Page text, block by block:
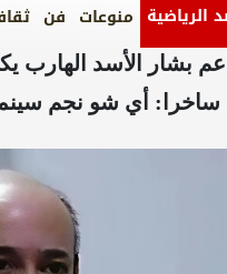
الرياضية منوعات فن
بشار الأسد الهارب
أي شو نجم